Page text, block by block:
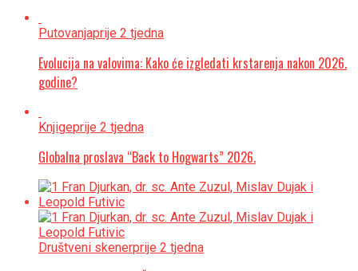
Putovanjaprije 2 tjedna
Evolucija na valovima: Kako će izgledati krstarenja nakon 2026.
godine?
Knjigeprije 2 tjedna
Globalna proslava “Back to Hogwarts” 2026.
Društveni skenerprije 2 tjedna